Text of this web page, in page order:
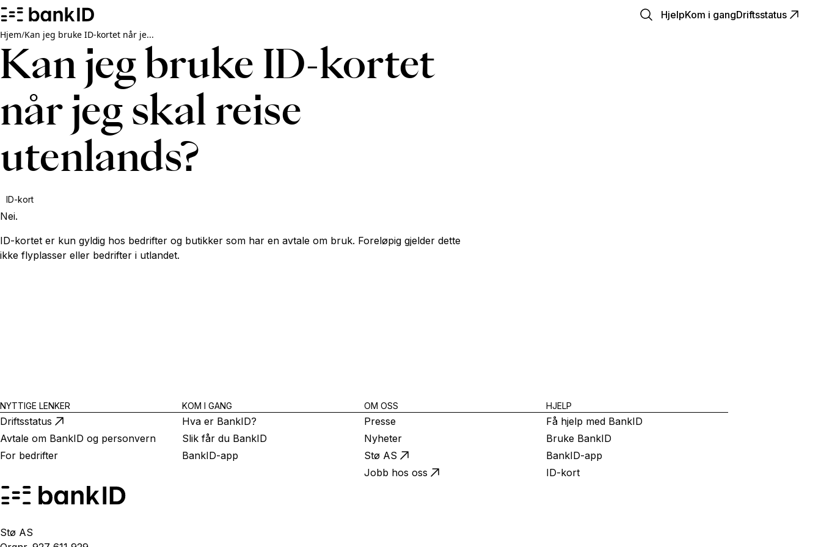
HjelpKom i gangDriftsstatus
Hjem/Kan jeg bruke ID-kortet når je...
Kan jeg bruke ID-kortet
når jeg skal reise
utenlands?
ID-kort
Nei.
ID-kortet er kun gyldig hos bedrifter og butikker som har en avtale om bruk. Foreløpig gjelder dette
ikke flyplasser eller bedrifter i utlandet.
NYTTIGE LENKER
Driftsstatus
Avtale om BankID og personvern
For bedrifter
KOM I GANG
Hva er BankID?
Slik får du BankID
BankID-app
OM OSS
Presse
Nyheter
Stø AS
Jobb hos oss
HJELP
Få hjelp med BankID
Bruke BankID
BankID-app
ID-kort
Stø AS